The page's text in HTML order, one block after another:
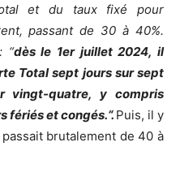
et du taux fixé pour
passant de 30 à 40%.
“dès le 1er juillet 2024, il
Total sept jours sur sept
vingt-quatre, y compris
fériés et congés.“. Puis, il y
brutalement de 40 à